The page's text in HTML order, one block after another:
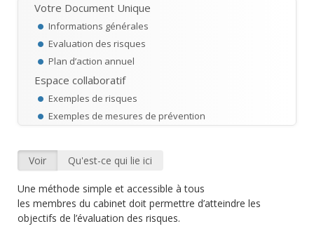
Votre Document Unique
Informations générales
Evaluation des risques
Plan d’action annuel
Espace collaboratif
Exemples de risques
Exemples de mesures de prévention
Onglets principaux
Voir (onglet actif)
Qu'est-ce qui lie ici
Une méthode simple et accessible à tous
les membres du cabinet doit permettre d’atteindre les
objectifs de l’évaluation des risques.